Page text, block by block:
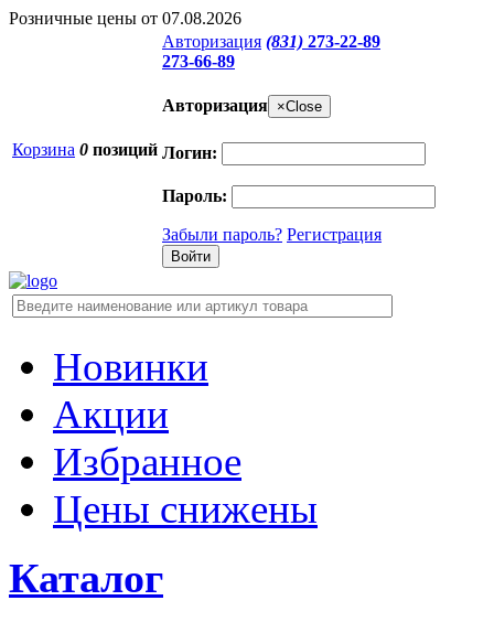
Розничные цены от 07.08.2026
Корзина 0 позиций
Авторизация (831) 273-22-89
273-66-89
Авторизация ×Close
Логин:
Пароль:
Забыли пароль? Регистрация
Новинки
Акции
Избранное
Цены снижены
Каталог